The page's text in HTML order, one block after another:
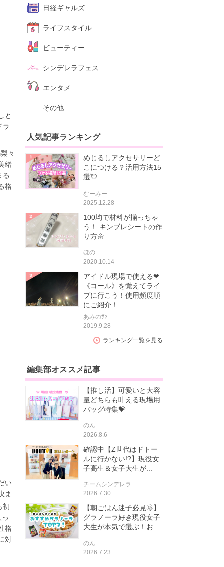
と
ラ
々
緒
る
格
い
ま
初
格
対
日経ギャルズ
ライフスタイル
ビューティー
シンデレラフェス
エンタメ
その他
人気記事ランキング
めじるしアクセサリーど
こにつける？活用方法15
選💘
むーみー
2025.12.28
100均で材料が揃っちゃ
う！ キンブレシートの作
り方🌼
ほの
2020.10.14
アイドル現場で使える❤
《コール》を覚えてライ
ブに行こう！使用頻度順
にご紹介！
あみのｻﾝ
2019.9.28
ランキング一覧を見る
編集部オススメ記事
【推し活】可愛いと大容
量どちらも叶える現場用
バッグ特集💝
のん
2026.8.6
確認中【Z世代はドトー
ルに行かない!?】現役女
子高生＆女子大生が...
チームシンデレラ
2026.7.30
【朝ごはん迷子必見🌞】
グラノーラ好き現役女子
大生が本気で選ぶ！お...
のん
2026.7.23